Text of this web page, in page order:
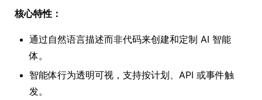
核心特性：
通过自然语言描述而非代码来创建和定制 AI 智能
体。
智能体行为透明可视，支持按计划、API 或事件触
发。